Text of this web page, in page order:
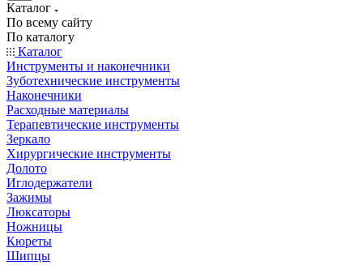
Каталог
По всему сайту
По каталогу
Каталог
Инструменты и наконечники
Зуботехнические инструменты
Наконечники
Расходные материалы
Терапевтические инструменты
Зеркало
Хирургические инструменты
Долото
Иглодержатели
Зажимы
Люксаторы
Ножницы
Кюреты
Шипцы